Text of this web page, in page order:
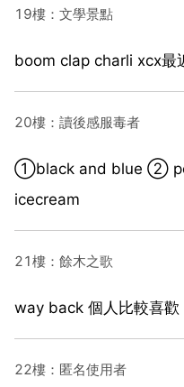
19樓：文學景點
boom clap charli xcx最
20樓：讀後感服毒者
①black and blue ②
icecream
21樓：餘木之歌
way back 個人比較喜歡
22樓：匿名使用者